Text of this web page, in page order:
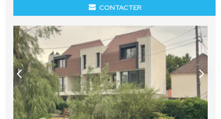
CONTACTER